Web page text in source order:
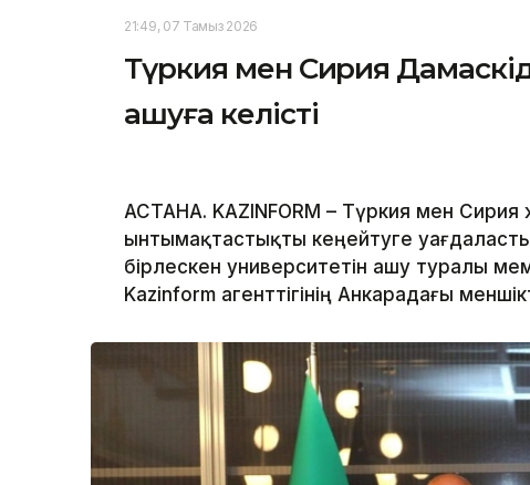
21:49, 07 Тамыз 2026
Түркия мен Сирия
ашуға келісті
АСТАНА. KAZINFORM – Түркия мен Сирия
ынтымақтастықты кеңейтуге
бірлескен университетін ашу туралы
Kazinform агенттігінің Анкарадағы